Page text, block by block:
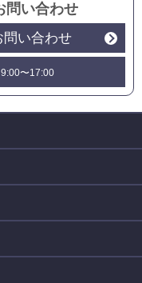
問い合わせ
問い合わせ
〜17:00